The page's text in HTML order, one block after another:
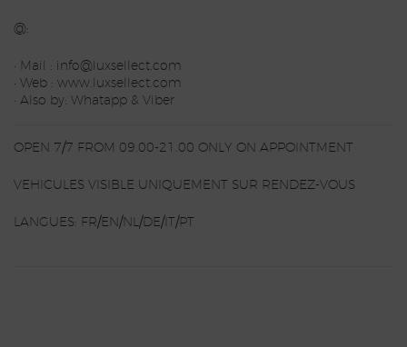
@:
• Mail : info@luxsellect.com
• Web : www.luxsellect.com
• Also by: Whatapp & Viber
OPEN 7/7 FROM 09.00-21.00 ONLY ON APPOINTMENT
VEHICULES VISIBLE UNIQUEMENT SUR RENDEZ-VOUS
LANGUES: FR/EN/NL/DE/IT/PT